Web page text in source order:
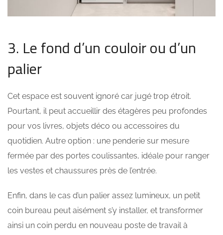
3. Le fond d’un couloir ou d’un
palier
Cet espace est souvent ignoré car jugé trop étroit.
Pourtant, il peut accueillir des étagères peu profondes
pour vos livres, objets déco ou accessoires du
quotidien. Autre option : une penderie sur mesure
fermée par des portes coulissantes, idéale pour ranger
les vestes et chaussures près de l’entrée.
Enfin, dans le cas d’un palier assez lumineux, un petit
coin bureau peut aisément s’y installer, et transformer
ainsi un coin perdu en nouveau poste de travail à